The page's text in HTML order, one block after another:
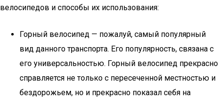
велосипедов и способы их использования:
Горный велосипед — пожалуй, самый популярный
вид данного транспорта. Его популярность, связана с
его универсальностью. Горный велосипед прекрасно
справляется не только с пересеченной местностью и
бездорожьем, но и прекрасно показал себя на